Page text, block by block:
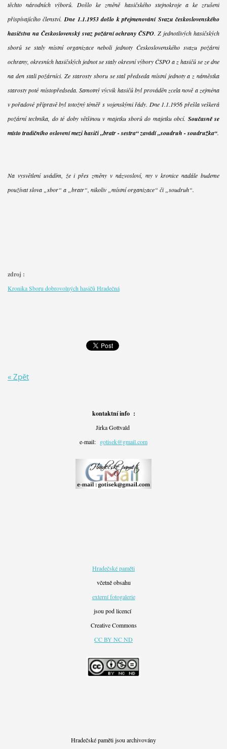
těchto národních výborů. Došlo ke změně hasičského stejnokroje a ke zrušení
přispívajícího členství. Dne 1.1.1953 došlo k přejmenování Svazu československého
hasičstva na Československý svaz požární ochrany ČSPO. Z jednotlivých hasičských
sborů se staly místní organizace neboli jednoty Československého svazu požární
ochrany, okresních hasičských jednot se staly okresní výbory ČSPO a z hasičů se ze dne
na den stali požárníci. Ze starosty sboru se stal předseda místní jednoty a z náměstka
starosty poté místopředseda. Samotný výcvik hasičů byl prováděn zcela nově a zejména
v pořadové přípravě byl totožný téměř s vojenskými řády. Dne 1.1.1956 přešla veškerá
požární technika, do té doby většinou v majetku sborů do majetku obcí. Současně se
místo tradičního oslovení mezi hasiči „bratr - sestra“ zavádí „soudruh - soudružka“.
Na vysvětlení uvádím, že i přes změny v názvosloví, my v kronice nadále budeme
používat slova „sbor“ a „bratr“, nikoliv „místní organizace“ či „soudruh“.
zdroj :
Kronika Sboru dobrovolných hasičů Hradečná
« Zpět
kontaktní info :
Jirka Gottvald
e-mail: gotisek@gmail.com
Hradečské paměti
včetně obsahu
externí fotogalerie
jsou pod licencí
Creative Commons
CC BY NC ND
Hradečské paměti jsou archivovány